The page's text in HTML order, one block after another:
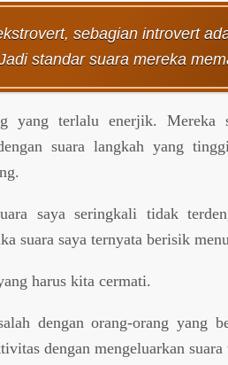
sebagian introvert
standar suara mereka
terlalu enerjik. Mereka
suara langkah yang
saya seringkali tidak
suara saya ternyata berisik
harus kita cermati.
dengan orang-orang yang
dengan mengeluarkan